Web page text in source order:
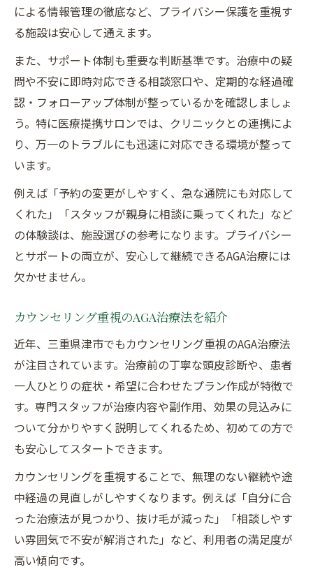
による情報管理の徹底など、プライバシー保護を重視す
る施設は安心して通えます。
また、サポート体制も重要な判断基準です。治療中の疑
問や不安に即時対応できる相談窓口や、定期的な経過確
認・フォローアップ体制が整っているかを確認しましょ
う。特に医療提携サロンでは、クリニックとの連携によ
り、万一のトラブルにも迅速に対応できる環境が整って
います。
例えば「予約の変更がしやすく、急な通院にも対応して
くれた」「スタッフが親身に相談に乗ってくれた」など
の体験談は、施設選びの参考になります。プライバシー
とサポートの両立が、安心して継続できるAGA治療には
欠かせません。
カウンセリング重視のAGA治療法を紹介
近年、三重県津市でもカウンセリング重視のAGA治療法
が注目されています。治療前の丁寧な頭皮診断や、患者
一人ひとりの症状・希望に合わせたプラン作成が特徴で
す。専門スタッフが治療内容や副作用、効果の見込みに
ついて分かりやすく説明してくれるため、初めての方で
も安心してスタートできます。
カウンセリングを重視することで、無理のない継続や途
中経過の見直しがしやすくなります。例えば「自分に合
った治療法が見つかり、抜け毛が減った」「相談しやす
い雰囲気で不安が解消された」など、利用者の満足度が
高い傾向です。